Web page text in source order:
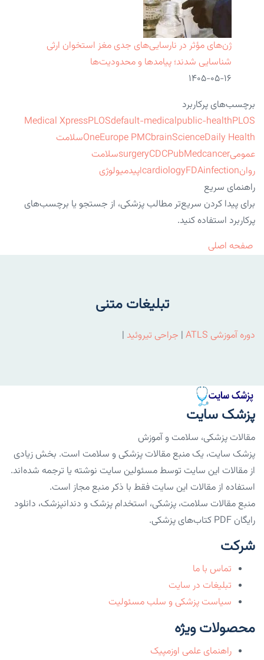
ژن‌های مؤثر در نارسایی‌های جدی مغز استخوان ارثی
شناسایی شدند؛ پیامدها و محدودیت‌ها
۱۴۰۵-۰۵-۱۶
برچسب‌های پرکاربرد
Medical XpressPLOSdefault-medicalpublic-healthPLOS
OneEurope PMCbrainScienceDaily Health
سلامت
عمومی
surgeryCDCPubMedcancer
سلامت
روان
cardiologyFDAinfection
اپیدمیولوژی
راهنمای سریع
برای پیدا کردن سریع‌تر مطالب پزشکی، از جستجو یا برچسب‌های
پرکاربرد استفاده کنید.
صفحه اصلی
تبلیغات متنی
دوره آموزشی ATLS | جراحی تیروئید |
پزشک سایت
مقالات پزشکی، سلامت و آموزش
پزشک سایت، یک منبع مقالات پزشکی و سلامت است. بخش زیادی
از مقالات این سایت توسط مسئولین سایت نوشته یا ترجمه شده‌اند.
استفاده از مقالات این سایت فقط با ذکر منبع مجاز است.
منبع مقالات سلامت، پزشکی، استخدام پزشک و دندانپزشک، دانلود
رایگان PDF کتاب‌های پزشکی.
شرکت
تماس با ما
تبلیغات در سایت
سیاست پزشکی و سلب مسئولیت
محصولات ویژه
راهنمای علمی اوزمپیک